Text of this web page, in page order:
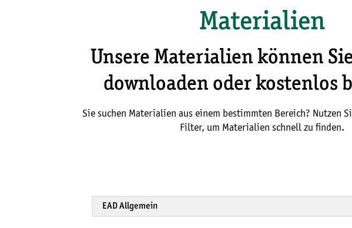
Materialien
Unsere Materialien können
downloaden oder kostenlos
Sie suchen Materialien aus einem bestimmten Bereich? Nutzen
Filter, um Materialien schnell zu finden.